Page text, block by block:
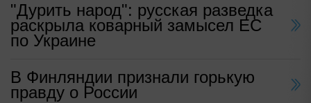
"Дурить народ": русская разведка
раскрыла коварный замысел ЕС
по Украине
В Финляндии признали горькую
правду о России